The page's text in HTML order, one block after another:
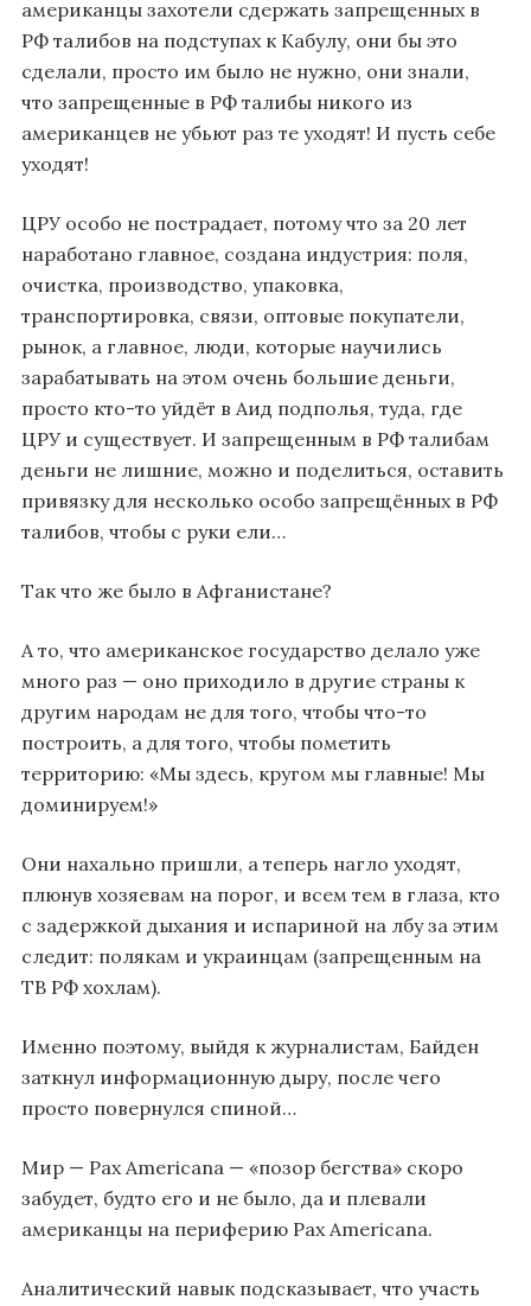
американцы захотели сдержать запрещенных в
РФ талибов на подступах к Кабулу, они бы это
сделали, просто им было не нужно, они знали,
что запрещенные в РФ талибы никого из
американцев не убьют раз те уходят! И пусть себе
уходят!
ЦРУ особо не пострадает, потому что за 20 лет
наработано главное, создана индустрия: поля,
очистка, производство, упаковка,
транспортировка, связи, оптовые покупатели,
рынок, а главное, люди, которые научились
зарабатывать на этом очень большие деньги,
просто кто-то уйдёт в Аид подполья, туда, где
ЦРУ и существует. И запрещенным в РФ талибам
деньги не лишние, можно и поделиться, оставить
привязку для несколько особо запрещённых в РФ
талибов, чтобы с руки ели…
Так что же было в Афганистане?
А то, что американское государство делало уже
много раз — оно приходило в другие страны к
другим народам не для того, чтобы что-то
построить, а для того, чтобы пометить
территорию: «Мы здесь, кругом мы главные! Мы
доминируем!»
Они нахально пришли, а теперь нагло уходят,
плюнув хозяевам на порог, и всем тем в глаза, кто
с задержкой дыхания и испариной на лбу за этим
следит: полякам и украинцам (запрещенным на
ТВ РФ хохлам).
Именно поэтому, выйдя к журналистам, Байден
заткнул информационную дыру, после чего
просто повернулся спиной…
Мир — Pax Americana — «позор бегства» скоро
забудет, будто его и не было, да и плевали
американцы на периферию Pax Americana.
Аналитический навык подсказывает, что участь